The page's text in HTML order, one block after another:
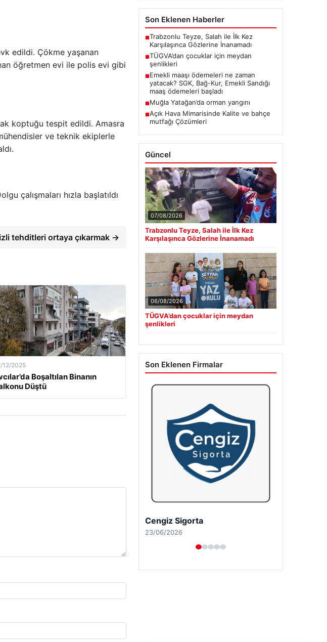
edildi. Çökme yaşanan
öğretmen evi ile polis evi gibi
koptuğu tespit edildi. Amasra
ve teknik ekiplerle
çalışmaları hızla başlatıldı
tehditleri ortaya çıkarmak →
12/2025
Boşaltılan Binanın
Düştü
Son Eklenen Haberler
■Trabzonlu Teyze, Salah ile İlk Kez
Karşılaşınca Gözlerine İnanamadı
■TÜGVA’dan çocuklar için meydan
şenlikleri
■Emekli maaşı ödemeleri ne zaman
yatacak? SGK, Bağ-Kur, Emekli Sandığı
maaş ödemeleri başladı
■Muğla Yatağan’da orman yangını
■Açık Hava Mimarisinde Kalite ve bahçe
mutfağı Çözümleri
Güncel
07/08/2026
Trabzonlu Teyze, Salah ile İlk Kez
Karşılaşınca Gözlerine İnanamadı
06/08/2026
TÜGVA’dan çocuklar için meydan
şenlikleri
Son Eklenen Firmalar
Hastaş Beton
26/05/2026